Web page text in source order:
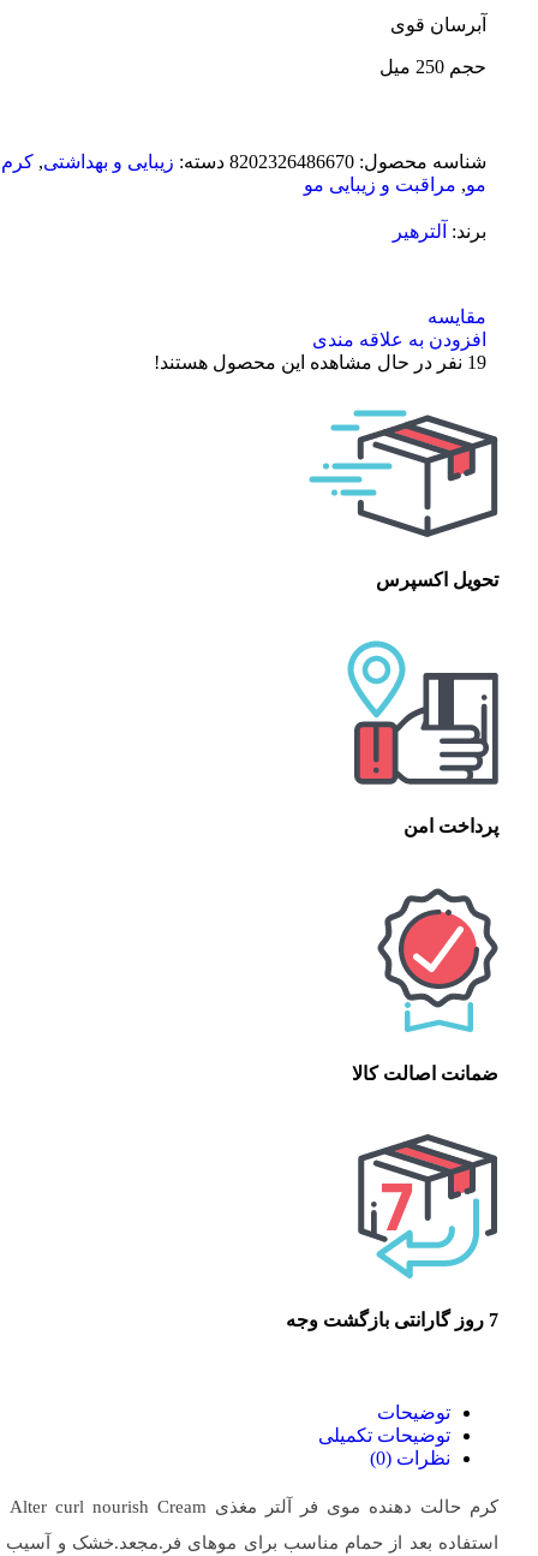
آبرسان قوی
حجم 250 میل
شناسه محصول: 8202326486670 دسته: زیبایی و بهداشتی, کرم
مو, مراقبت و زیبایی مو
برند: آلترهیر
مقایسه
افزودن به علاقه مندی
19 نفر در حال مشاهده این محصول هستند!
تحویل اکسپرس
پرداخت امن
ضمانت اصالت کالا
7 روز گارانتی بازگشت وجه
توضیحات
توضیحات تکمیلی
نظرات (0)
استفاده بعد از حمام مناسب برای موهای فر.مجعد.خشک و آسیب